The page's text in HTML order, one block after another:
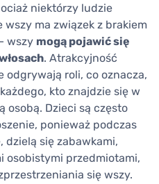
niektórzy ludzie
wszy ma związek z brakiem
wszy mogą pojawić się
. Atrakcyjność
odgrywają roli, co oznacza,
kto znajdzie się w
osobą. Dzieci są często
ponieważ podczas
dzielą się zabawkami,
osobistymi przedmiotami,
się wszy.